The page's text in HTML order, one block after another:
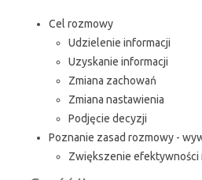
Cel rozmowy
Udzielenie informacji
Uzyskanie informacji
Zmiana zachowań
Zmiana nastawienia
Podjęcie decyzji
Poznanie zasad rozmowy -
Zwiększenie efektywności